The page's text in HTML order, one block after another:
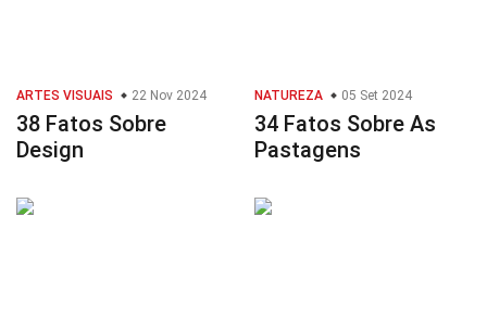
ARTES VISUAIS 22 Nov 2024
38 Fatos Sobre
Design
NATUREZA 05 Set 2024
34 Fatos Sobre As
Pastagens